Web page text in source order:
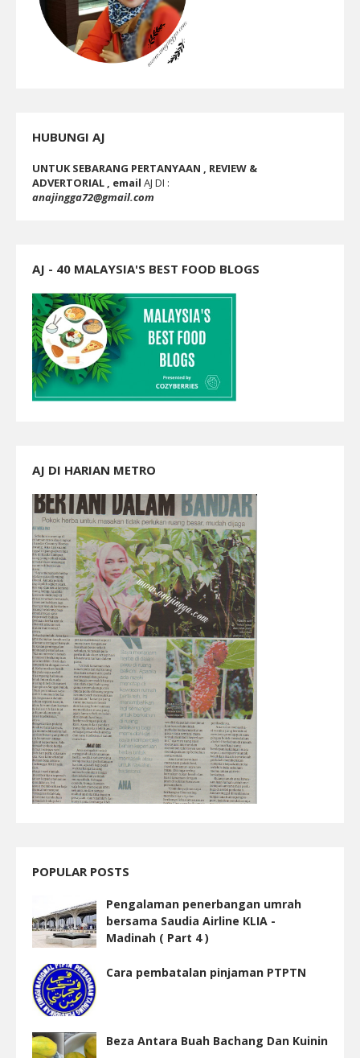
HUBUNGI AJ
UNTUK SEBARANG PERTANYAAN , REVIEW &
ADVERTORIAL , email AJ DI :
anajingga72@gmail.com
AJ - 40 MALAYSIA'S BEST FOOD BLOGS
AJ DI HARIAN METRO
POPULAR POSTS
Pengalaman penerbangan umrah
bersama Saudia Airline KLIA -
Madinah ( Part 4 )
Cara pembatalan pinjaman PTPTN
Beza Antara Buah Bachang Dan Kuinin